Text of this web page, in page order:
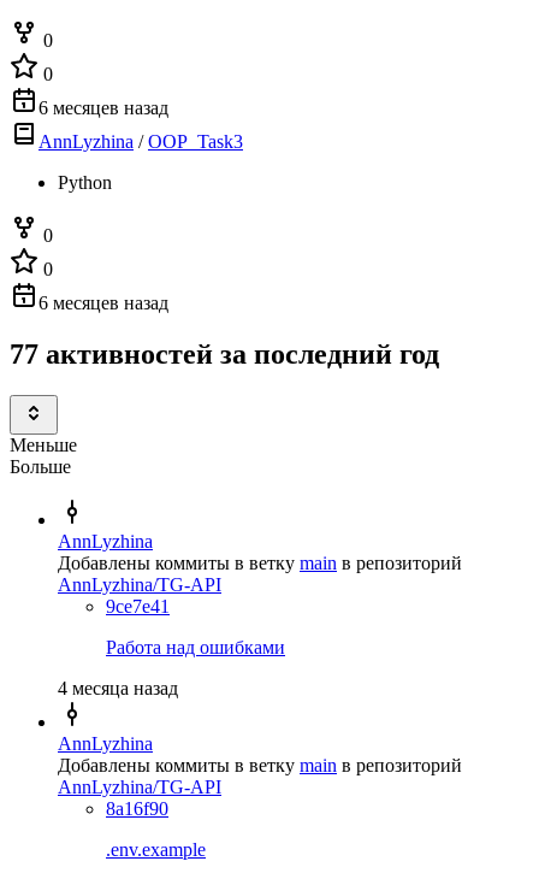
0
0
6 месяцев назад
AnnLyzhina /OOP_Task3
Python
0
0
6 месяцев назад
77 активностей за последний год
Меньше
Больше
AnnLyzhina
Добавлены коммиты в ветку main в репозиторий
AnnLyzhina/TG-API
9ce7e41
Работа над ошибками
4 месяца назад
AnnLyzhina
Добавлены коммиты в ветку main в репозиторий
AnnLyzhina/TG-API
8a16f90
.env.example